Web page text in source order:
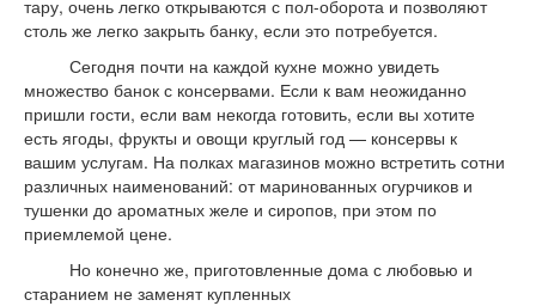
тару, очень легко открываются с пол-оборота и позволяют
столь же легко закрыть банку, если это потребуется.
Сегодня почти на каждой кухне можно увидеть
множество банок с консервами. Если к вам неожиданно
пришли гости, если вам некогда готовить, если вы хотите
есть ягоды, фрукты и овощи круглый год — консервы к
вашим услугам. На полках магазинов можно встретить сотни
различных наименований: от маринованных огурчиков и
тушенки до ароматных желе и сиропов, при этом по
приемлемой цене.
Но конечно же, приготовленные дома с любовью и
старанием не заменят купленных